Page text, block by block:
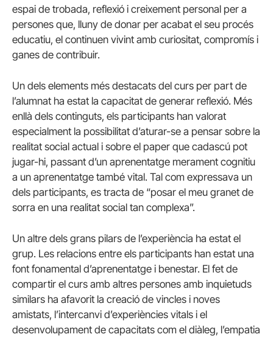
espai de trobada, reflexió i creixement personal per a
persones que, lluny de donar per acabat el seu procés
educatiu, el continuen vivint amb curiositat, compromís i
ganes de contribuir.
Un dels elements més destacats del curs per part de
l’alumnat ha estat la capacitat de generar reflexió. Més
enllà dels continguts, els participants han valorat
especialment la possibilitat d’aturar-se a pensar sobre la
realitat social actual i sobre el paper que cadascú pot
jugar-hi, passant d’un aprenentatge merament cognitiu
a un aprenentatge també vital. Tal com expressava un
dels participants, es tracta de “posar el meu granet de
sorra en una realitat social tan complexa”.
Un altre dels grans pilars de l’experiència ha estat el
grup. Les relacions entre els participants han estat una
font fonamental d’aprenentatge i benestar. El fet de
compartir el curs amb altres persones amb inquietuds
similars ha afavorit la creació de vincles i noves
amistats, l’intercanvi d’experiències vitals i el
desenvolupament de capacitats com el diàleg, l’empatia